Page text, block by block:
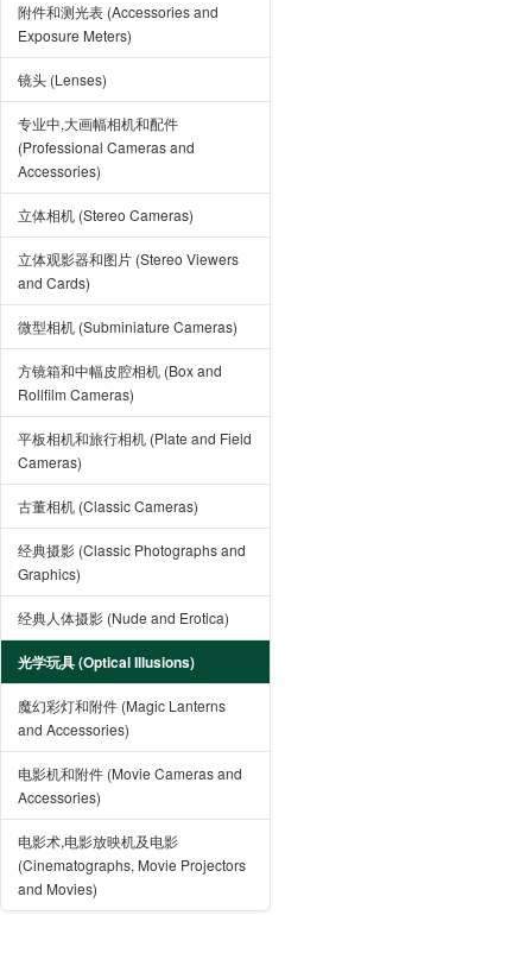
附件和测光表 (Accessories and
Exposure Meters)
镜头 (Lenses)
专业中,大画幅相机和配件
(Professional Cameras and
Accessories)
立体相机 (Stereo Cameras)
立体观影器和图片 (Stereo Viewers
and Cards)
微型相机 (Subminiature Cameras)
方镜箱和中幅皮腔相机 (Box and
Rollfilm Cameras)
平板相机和旅行相机 (Plate and Field
Cameras)
古董相机 (Classic Cameras)
经典摄影 (Classic Photographs and
Graphics)
经典人体摄影 (Nude and Erotica)
光学玩具 (Optical Illusions)
魔幻彩灯和附件 (Magic Lanterns
and Accessories)
电影机和附件 (Movie Cameras and
Accessories)
电影术,电影放映机及电影
(Cinematographs, Movie Projectors
and Movies)